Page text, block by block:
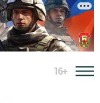
16+